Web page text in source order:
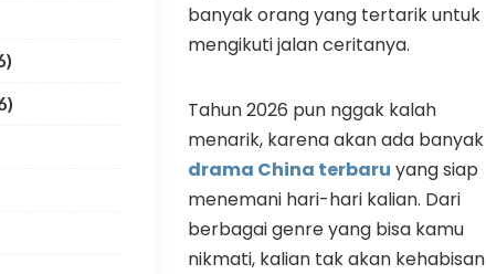
banyak orang yang tertarik untuk
mengikuti jalan ceritanya.
Tahun 2026 pun nggak kalah
menarik, karena akan ada banyak
drama China terbaru yang siap
menemani hari-hari kalian. Dari
berbagai genre yang bisa kamu
nikmati, kalian tak akan kehabisan